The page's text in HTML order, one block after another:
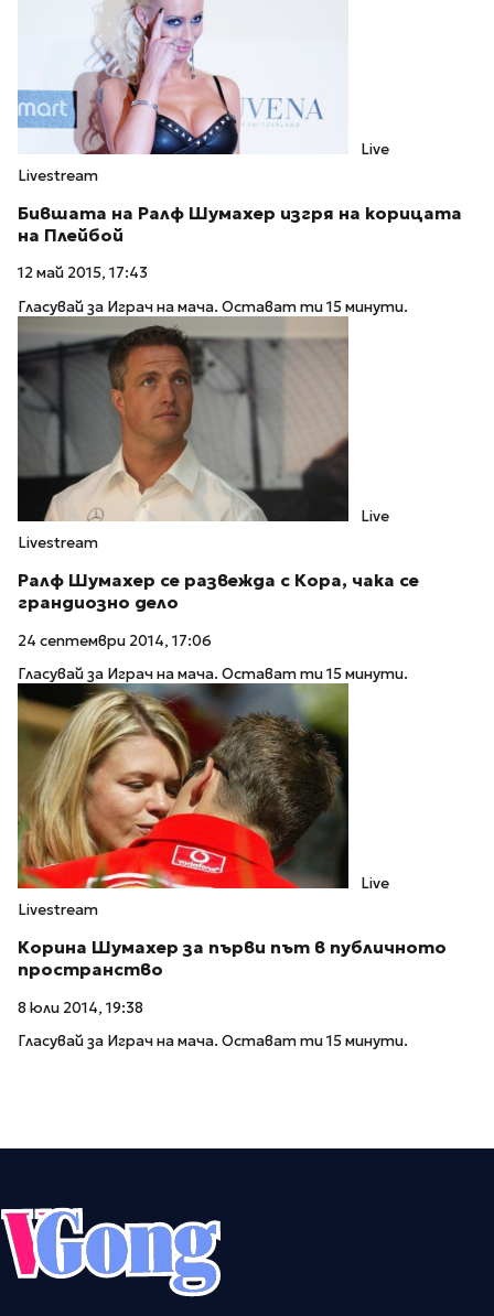
Live
Livestream
Бившата на Ралф Шумахер изгря на корицата
на Плейбой
12 май 2015, 17:43
Гласувай за Играч на мача. Остават ти 15 минути.
Live
Livestream
Ралф Шумахер се развежда с Кора, чака се
грандиозно дело
24 септември 2014, 17:06
Гласувай за Играч на мача. Остават ти 15 минути.
Live
Livestream
Корина Шумахер за първи път в публичното
пространство
8 юли 2014, 19:38
Гласувай за Играч на мача. Остават ти 15 минути.